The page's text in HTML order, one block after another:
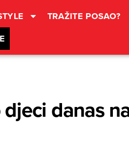
TRAŽITE POSAO?
danas